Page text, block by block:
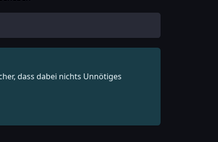
dass dabei nichts Unnötiges